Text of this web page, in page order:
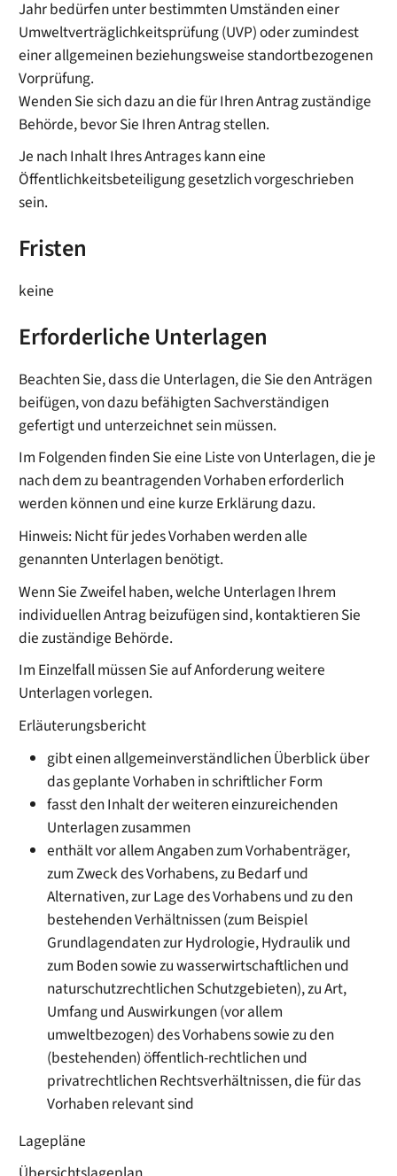
Jahr bedürfen unter bestimmten Umständen einer
Umweltverträglichkeitsprüfung (UVP) oder zumindest
einer allgemeinen beziehungsweise standortbezogenen
Vorprüfung.
Wenden Sie sich dazu an die für Ihren Antrag zuständige
Behörde, bevor Sie Ihren Antrag stellen.
Je nach Inhalt Ihres Antrages kann eine
Öffentlichkeitsbeteiligung gesetzlich vorgeschrieben
sein.
Fristen
keine
Erforderliche Unterlagen
Beachten Sie, dass die Unterlagen, die Sie den Anträgen
beifügen, von dazu befähigten Sachverständigen
gefertigt und unterzeichnet sein müssen.
Im Folgenden finden Sie eine Liste von Unterlagen, die je
nach dem zu beantragenden Vorhaben erforderlich
werden können und eine kurze Erklärung dazu.
Hinweis: Nicht für jedes Vorhaben werden alle
genannten Unterlagen benötigt.
Wenn Sie Zweifel haben, welche Unterlagen Ihrem
individuellen Antrag beizufügen sind, kontaktieren Sie
die zuständige Behörde.
Im Einzelfall müssen Sie auf Anforderung weitere
Unterlagen vorlegen.
Erläuterungsbericht
gibt einen allgemeinverständlichen Überblick über
das geplante Vorhaben in schriftlicher Form
fasst den Inhalt der weiteren einzureichenden
Unterlagen zusammen
enthält vor allem Angaben zum Vorhabenträger,
zum Zweck des Vorhabens, zu Bedarf und
Alternativen, zur Lage des Vorhabens und zu den
bestehenden Verhältnissen(zum Beispiel
Grundlagendaten zur Hydrologie, Hydraulik und
zum Boden sowie zu wasserwirtschaftlichen und
naturschutzrechtlichen Schutzgebieten), zu Art,
Umfang und Auswirkungen(vor allem
umweltbezogen)des Vorhabens sowie zu den
(bestehenden)öffentlich-rechtlichen und
privatrechtlichen Rechtsverhältnissen, die für das
Vorhaben relevant sind
Lagepläne